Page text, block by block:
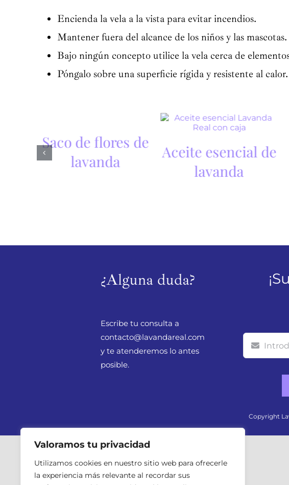
Valoramos tu privacidad
Utilizamos cookies en nuestro sitio web para ofrecerle
la experiencia más relevante al recordar sus
Encienda la vela a la vista para evitar incendios.
Mantener fuera del alcance de los niños y las mascotas.
Bajo ningún concepto utilice la vela cerca de
Póngalo sobre una superficie rígida y resistente al calor.
Saco de flores de
lavanda
Aceite esencial de
lavanda
¿Alguna duda?
Escribe tu consulta a
contacto@lavandareal.com
y te atenderemos lo antes
posible.
Copyright